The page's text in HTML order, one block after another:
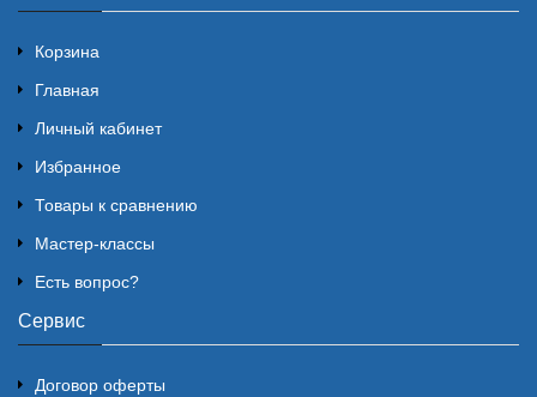
Корзина
Главная
Личный кабинет
Избранное
Товары к сравнению
Мастер-классы
Есть вопрос?
Сервис
Договор оферты